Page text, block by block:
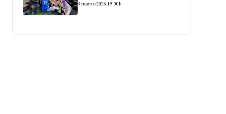
3 marzo 2026 19:00h